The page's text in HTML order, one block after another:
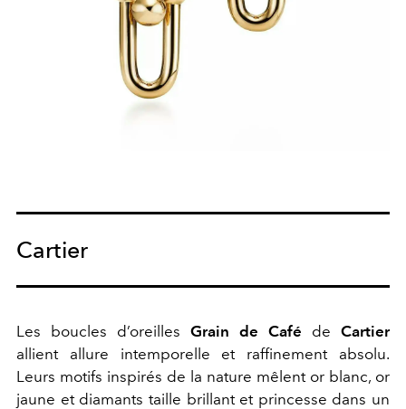
Cartier
Les boucles d’oreilles Grain de Café de Cartier
allient allure intemporelle et raffinement absolu.
Leurs motifs inspirés de la nature mêlent or blanc, or
jaune et diamants taille brillant et princesse dans un